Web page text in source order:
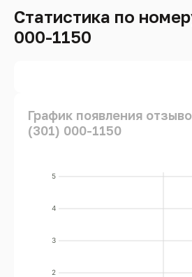
Статистика по
000-1150
График появления
(301) 000-1150
2
3
4
5